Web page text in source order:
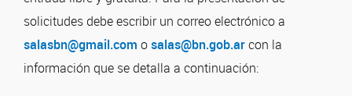
solicitudes debe escribir un correo electrónico a
salasbn@gmail.com osalas@bn.gob.arcon la
información que se detalla a continuación: